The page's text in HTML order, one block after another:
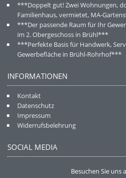
***Doppelt gut! Zwei Wohnungen,
Familienhaus, vermietet, MA-
***Der passende Raum für Ihr
im 2. Obergeschoss in Brühl***
***Perfekte Basis für Handwerk,
Gewerbefläche in Brühl-Rohrhof***
INFORMATIONEN
Kontakt
Datenschutz
Impressum
Widerrufsbelehrung
SOCIAL MEDIA
Besuchen Sie uns